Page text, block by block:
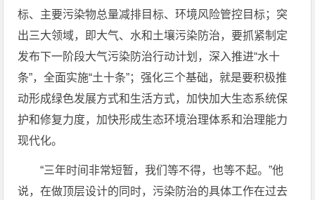
标、主要污染物总量减排目标、环境风险管控目标；突
出三大领域，即大气、水和土壤污染防治，要抓紧制定
发布下一阶段大气污染防治行动计划，深入推进“水十
条”，全面实施“土十条”；强化三个基础，就是要积极推
动形成绿色发展方式和生活方式，加快加大生态系统保
护和修复力度，加快形成生态环境治理体系和治理能力
现代化。
“三年时间非常短暂，我们等不得，也等不起。”他
说，在做顶层设计的同时，污染防治的具体工作在过去